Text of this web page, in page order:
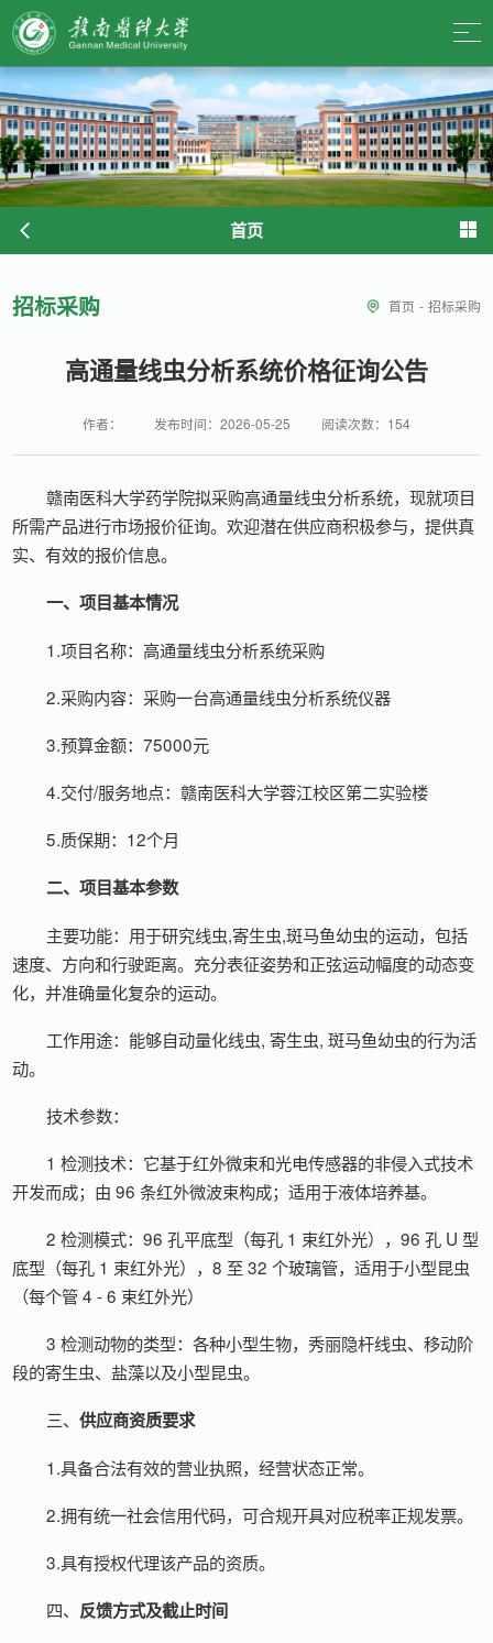
首页
招标采购 首页 - 招标采购
高通量线虫分析系统价格征询公告
作者： 发布时间：2026-05-25 阅读次数： 154
赣南医科大学药学院拟采购高通量线虫分析系统，现就项目
所需产品进行市场报价征询。欢迎潜在供应商积极参与，提供真
实、有效的报价信息。
一、项目基本情况
1.项目名称：高通量线虫分析系统采购
2.采购内容：采购一台高通量线虫分析系统仪器
3.预算金额：75000元
4.交付/服务地点：赣南医科大学蓉江校区第二实验楼
5.质保期：12个月
二、项目基本参数
主要功能：用于研究线虫,寄生虫,斑马鱼幼虫的运动，包括
速度、方向和行驶距离。充分表征姿势和正弦运动幅度的动态变
化，并准确量化复杂的运动。
工作用途：能够自动量化线虫, 寄生虫, 斑马鱼幼虫的行为活
动。
技术参数：
1 检测技术：它基于红外微束和光电传感器的非侵入式技术
开发而成；由 96 条红外微波束构成；适用于液体培养基。
2 检测模式：96 孔平底型（每孔 1 束红外光），96 孔 U 型
底型（每孔 1 束红外光），8 至 32 个玻璃管，适用于小型昆虫
（每个管 4 - 6 束红外光）
3 检测动物的类型：各种小型生物，秀丽隐杆线虫、移动阶
段的寄生虫、盐藻以及小型昆虫。
三、 供应商资质要求
1.具备合法有效的营业执照，经营状态正常。
2.拥有统一社会信用代码，可合规开具对应税率正规发票。
3.具有授权代理该产品的资质。
四、 反馈方式及截止时间